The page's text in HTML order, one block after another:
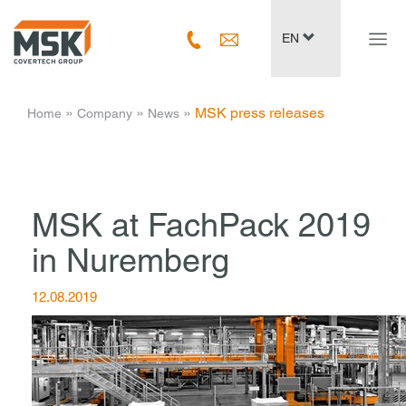
EN
Home ­ » ­ Company ­ » ­ News ­ » ­ MSK press releases
MSK at FachPack 2019
in Nuremberg
12.08.2019